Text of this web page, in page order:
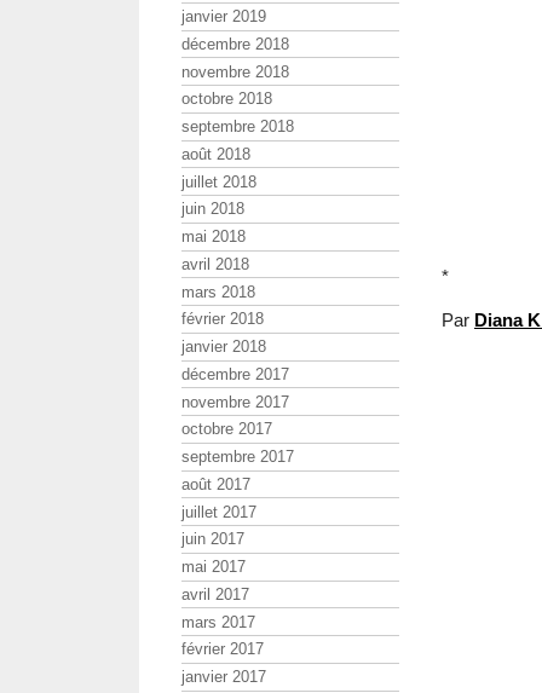
*
Par Diana
janvier 2019
décembre 2018
novembre 2018
octobre 2018
septembre 2018
août 2018
juillet 2018
juin 2018
mai 2018
avril 2018
mars 2018
février 2018
janvier 2018
décembre 2017
novembre 2017
octobre 2017
septembre 2017
août 2017
juillet 2017
juin 2017
mai 2017
avril 2017
mars 2017
février 2017
janvier 2017